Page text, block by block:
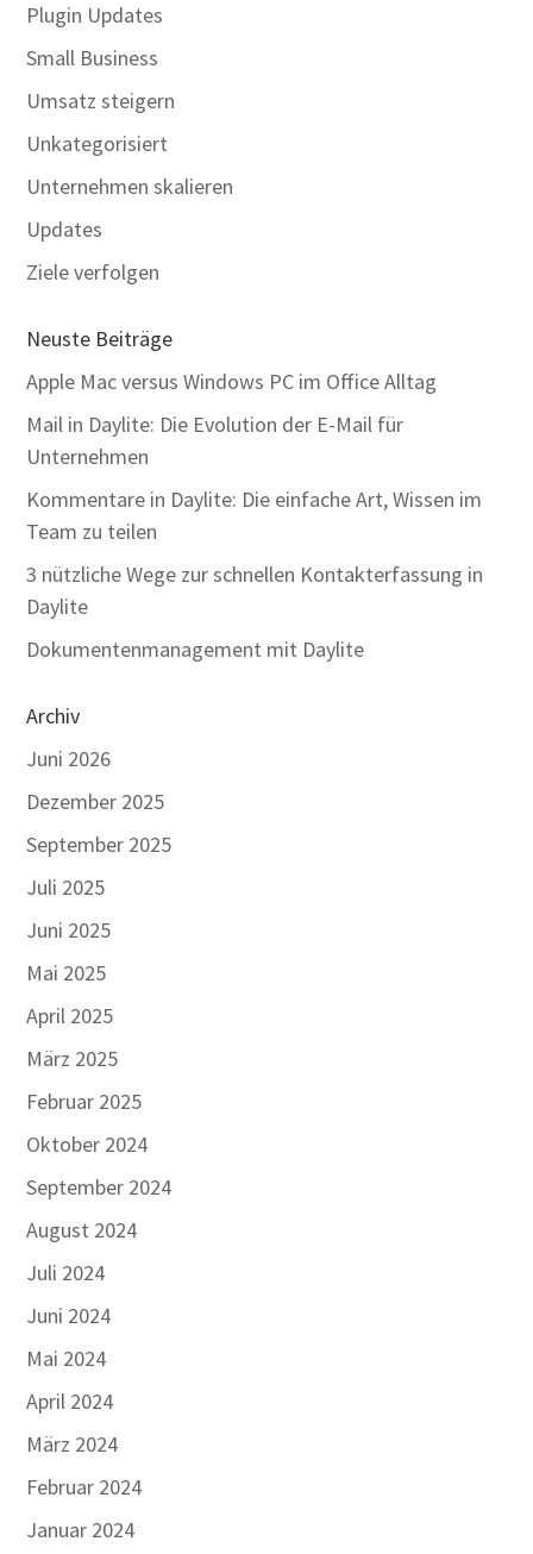
Plugin Updates
Small Business
Umsatz steigern
Unkategorisiert
Unternehmen skalieren
Updates
Ziele verfolgen
Neuste Beiträge
Apple Mac versus Windows PC im Office Alltag
Mail in Daylite: Die Evolution der E-Mail für
Unternehmen
Kommentare in Daylite: Die einfache Art, Wissen im
Team zu teilen
3 nützliche Wege zur schnellen Kontakterfassung in
Daylite
Dokumentenmanagement mit Daylite
Archiv
Juni 2026
Dezember 2025
September 2025
Juli 2025
Juni 2025
Mai 2025
April 2025
März 2025
Februar 2025
Oktober 2024
September 2024
August 2024
Juli 2024
Juni 2024
Mai 2024
April 2024
März 2024
Februar 2024
Januar 2024